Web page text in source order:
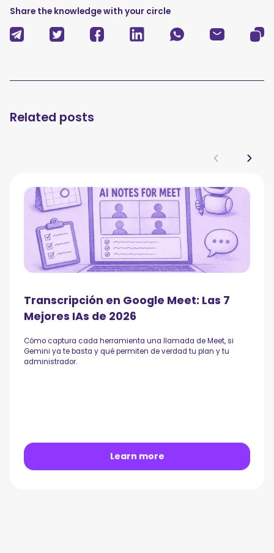
Share the knowledge with your circle
Related posts
Transcripción en Google Meet: Las 7
Mejores IAs de 2026
Cómo captura cada herramienta una llamada de Meet, si
Gemini ya te basta y qué permiten de verdad tu plan y tu
administrador.
Learn more